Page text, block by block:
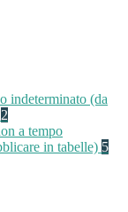
indeterminato (da
2
a tempo
in tabelle) 5